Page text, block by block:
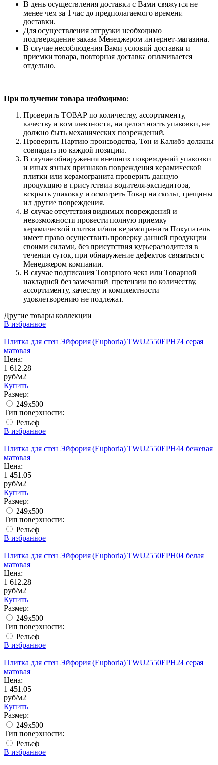
В день осуществления доставки с Вами свяжутся не
менее чем за 1 час до предполагаемого времени
доставки.
Для осуществления отгрузки необходимо
подтверждение заказа Менеджером интернет-магазина.
В случае несоблюдения Вами условий доставки и
приемки товара, повторная доставка оплачивается
отдельно.
При получении товара необходимо:
Проверить ТОВАР по количеству, ассортименту,
качеству и комплектности, на целостность упаковки, не
должно быть механических повреждений.
Проверить Партию производства, Тон и Калибр должны
совпадать по каждой позиции.
В случае обнаружения внешних повреждений упаковки
и иных явных признаков повреждения керамической
плитки или керамогранита проверить данную
продукцию в присутствии водителя-экспедитора,
вскрыть упаковку и осмотреть Товар на сколы, трещины
ил другие повреждения.
В случае отсутствия видимых повреждений и
невозможности провести полную приемку
керамической плитки и/или керамогранита Покупатель
имеет право осуществить проверку данной продукции
своими силами, без присутствия курьера/водителя в
течении суток, при обнаружение дефектов связаться с
Менеджером компании.
В случае подписания Товарного чека или Товарной
накладной без замечаний, претензии по количеству,
ассортименту, качеству и комплектности
удовлетворению не подлежат.
Другие товары коллекции
В избранное
Плитка для стен Эйфория (Euphoria) TWU2550EPH74 серая
матовая
Цена:
1 612.28
руб/м2
Купить
Размер:
249x500
Тип поверхности:
Рельеф
В избранное
Плитка для стен Эйфория (Euphoria) TWU2550EPH44 бежевая
матовая
Цена:
1 451.05
руб/м2
Купить
Размер:
249x500
Тип поверхности:
Рельеф
В избранное
Плитка для стен Эйфория (Euphoria) TWU2550EPH04 белая
матовая
Цена:
1 612.28
руб/м2
Купить
Размер:
249x500
Тип поверхности:
Рельеф
В избранное
Плитка для стен Эйфория (Euphoria) TWU2550EPH24 серая
матовая
Цена:
1 451.05
руб/м2
Купить
Размер:
249x500
Тип поверхности:
Рельеф
В избранное